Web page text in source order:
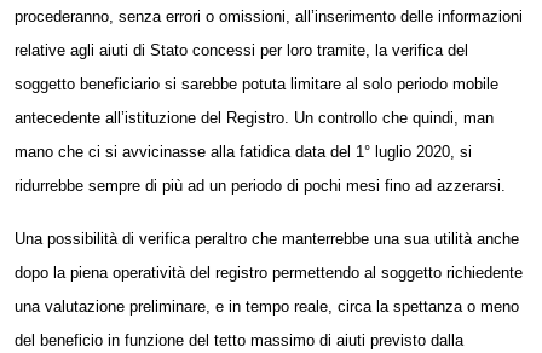
procederanno, senza errori o omissioni, all’inserimento delle informazioni
relative agli aiuti di Stato concessi per loro tramite, la verifica del
soggetto beneficiario si sarebbe potuta limitare al solo periodo mobile
antecedente all’istituzione del Registro. Un controllo che quindi, man
mano che ci si avvicinasse alla fatidica data del 1° luglio 2020, si
ridurrebbe sempre di più ad un periodo di pochi mesi fino ad azzerarsi.
Una possibilità di verifica peraltro che manterrebbe una sua utilità anche
dopo la piena operatività del registro permettendo al soggetto richiedente
una valutazione preliminare, e in tempo reale, circa la spettanza o meno
del beneficio in funzione del tetto massimo di aiuti previsto dalla